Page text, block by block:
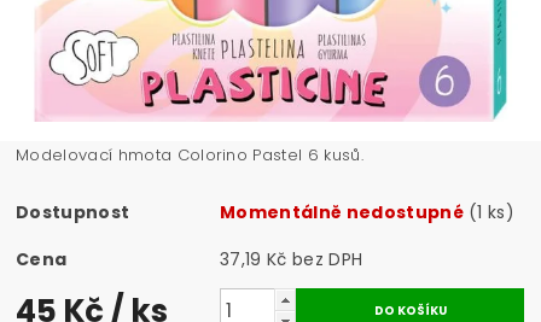
Modelovací hmota Colorino Pastel 6 kusů.
Dostupnost Momentálně nedostupné (1 ks)
Cena
37,19 Kč bez DPH
45 Kč/ ks